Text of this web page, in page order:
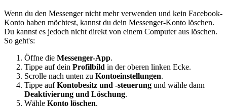
Wenn du den Messenger nicht mehr verwenden und kein Facebook-
Konto haben möchtest, kannst du dein Messenger-Konto löschen.
Du kannst es jedoch nicht direkt von einem Computer aus löschen.
So geht's:
Öffne die Messenger-App.
Tippe auf dein Profilbild in der oberen linken Ecke.
Scrolle nach unten zu Kontoeinstellungen.
Tippe aufKontobesitz und -steuerung und wähle dann
Deaktivierung und Löschung.
Wähle Konto löschen.